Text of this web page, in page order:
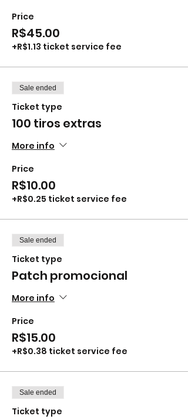
Price
R$45.00
+R$1.13 ticket service fee
Sale ended
Ticket type
100 tiros extras
More info
Price
R$10.00
+R$0.25 ticket service fee
Sale ended
Ticket type
Patch promocional
More info
Price
R$15.00
+R$0.38 ticket service fee
Sale ended
Ticket type